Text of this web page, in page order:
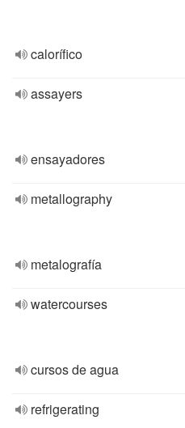
calorífico
assayers
ensayadores
metallography
metalografía
watercourses
cursos de agua
refrigerating